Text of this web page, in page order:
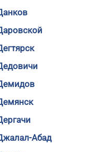
Абад